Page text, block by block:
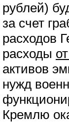
рублей)
за счет
расходов
расходы
активов
нужд
Кремлю